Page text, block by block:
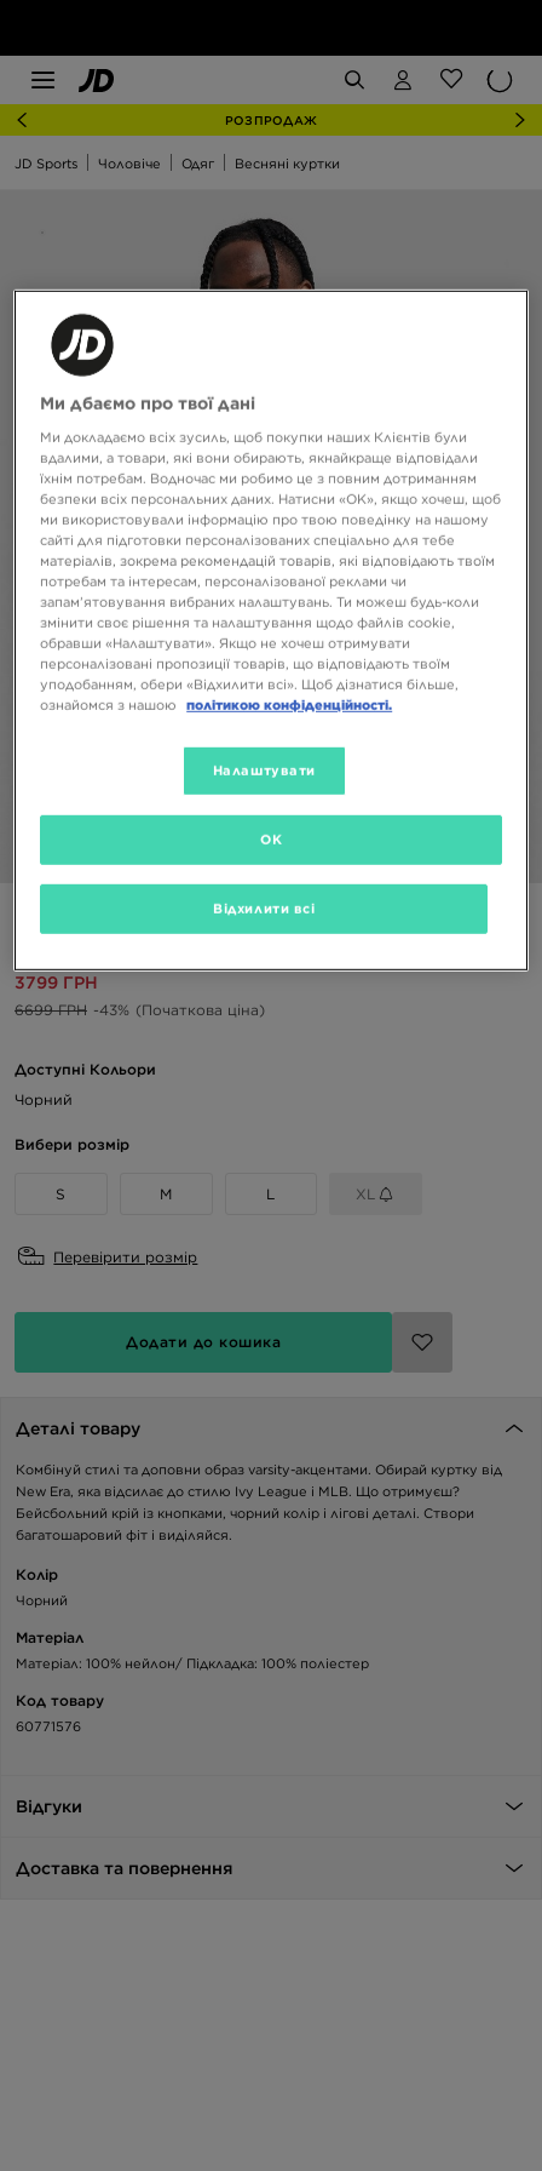
РОЗПРОДАЖ
JD Sports Чоловіче Одяг Весняні куртки
NEW ERA КУРТКА MLB COACHES JACKET
3799 ГРН
6699 ГРН -43% (Початкова ціна)
Доступні Кольори
Чорний
Вибери розмір
S M L XL
Перевірити розмір
Додати до кошика
Деталі товару
Комбінуй стилі та доповни образ varsity-акцентами. Обирай куртку від
New Era, яка відсилає до стилю Ivy League і MLB. Що отримуєш?
Бейсбольний крій із кнопками, чорний колір і лігові деталі. Створи
багатошаровий фіт і виділяйся.
Колір
Чорний
Матеріал
Матеріал: 100% нейлон/ Підкладка: 100% поліестер
Код товару
60771576
Відгуки
Доставка та повернення
Ми дбаємо про твої дані
Ми докладаємо всіх зусиль, щоб покупки наших Клієнтів були
вдалими, а товари, які вони обирають, якнайкраще відповідали
їхнім потребам. Водночас ми робимо це з повним дотриманням
безпеки всіх персональних даних. Натисни «OK», якщо хочеш, щоб
ми використовували інформацію про твою поведінку на нашому
сайті для підготовки персоналізованих спеціально для тебе
матеріалів, зокрема рекомендацій товарів, які відповідають твоїм
потребам та інтересам, персоналізованої реклами чи
запам’ятовування вибраних налаштувань. Ти можеш будь-коли
змінити своє рішення та налаштування щодо файлів cookie,
обравши «Налаштувати». Якщо не хочеш отримувати
персоналізовані пропозиції товарів, що відповідають твоїм
уподобанням, обери «Відхилити всі». Щоб дізнатися більше,
ознайомся з нашою
політикою конфіденційності.
Налаштувати
Відхилити всі
OK